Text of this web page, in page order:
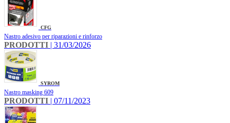
CFG
Nastro adesivo per riparazioni e rinforzo
PRODOTTI | 31/03/2026
SYROM
Nastro masking 609
PRODOTTI | 07/11/2023